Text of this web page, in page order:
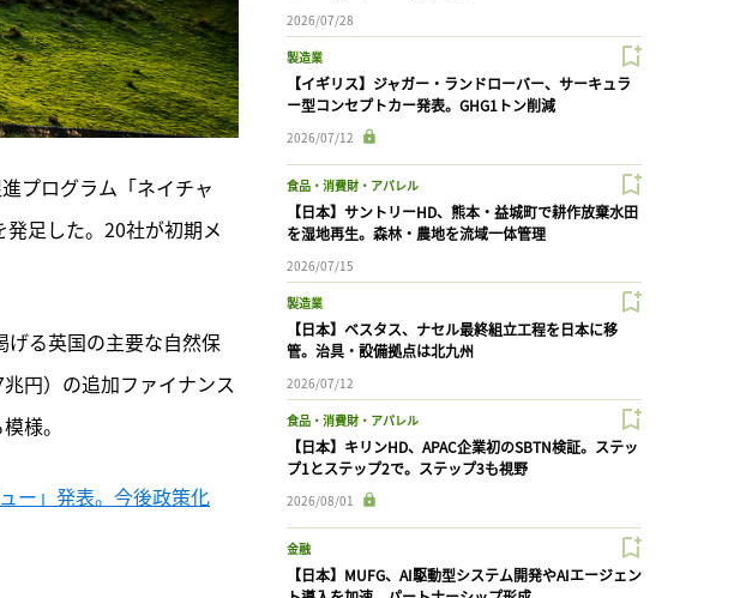
プログラム「ネイチャ
足した。20社が初期メ
げる英国の主要な自然保
円）の追加ファイナンス
様。
ー」発表。今後政策化
2026/07/28
製造業
【イギリス】ジャガー・ランドローバー、サーキュラ
ー型コンセプトカー発表。GHG1トン削減
2026/07/12
食品・消費財・アパレル
【日本】サントリーHD、熊本・益城町で耕作放棄水田
を湿地再生。森林・農地を流域一体管理
2026/07/15
製造業
【日本】ベスタス、ナセル最終組立工程を日本に移
管。治具・設備拠点は北九州
2026/07/12
食品・消費財・アパレル
【日本】キリンHD、APAC企業初のSBTN検証。ステッ
プ1とステップ2で。ステップ3も視野
2026/08/01
金融
【日本】MUFG、AI駆動型システム開発やAIエージェン